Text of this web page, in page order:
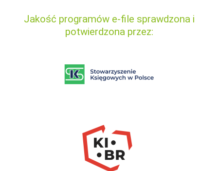
Jakość programów e-file sprawdzona i
potwierdzona przez: